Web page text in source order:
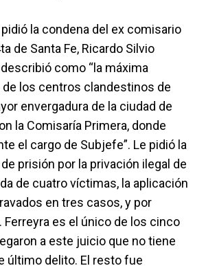
la condena del ex comisario
de Santa Fe, Ricardo Silvio
como “la máxima
de los centros clandestinos de
envergadura de la ciudad de
la Comisaría Primera, donde
el cargo de Subjefe”. Le pidió la
prisión por la privación ilegal de
de cuatro víctimas, la aplicación
en tres casos, y por
Ferreyra es el único de los cinco
a este juicio que no tiene
último delito. El resto fue